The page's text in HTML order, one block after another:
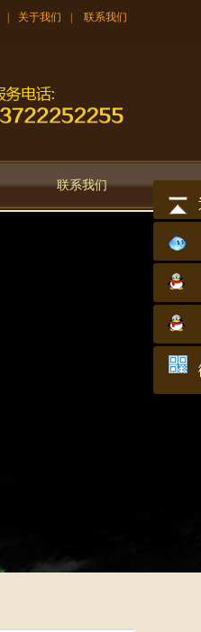
关于我们 联系我们
联系我们